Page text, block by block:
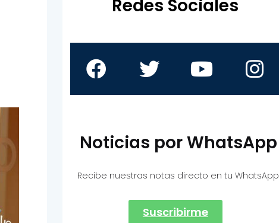
Redes Sociales
Noticias por WhatsApp
Recibe nuestras notas directo en tu WhatsApp
Suscribirme